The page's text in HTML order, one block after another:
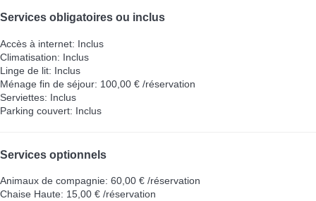
Services obligatoires ou inclus
Accès à internet: Inclus
Climatisation: Inclus
Linge de lit: Inclus
Ménage fin de séjour: 100,00 € /réservation
Serviettes: Inclus
Parking couvert: Inclus
Services optionnels
Animaux de compagnie: 60,00 € /réservation
Chaise Haute: 15,00 € /réservation